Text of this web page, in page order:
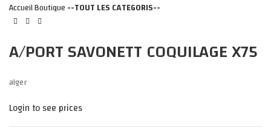
AccueilBoutique --TOUT LES CATEGORIS--
A/PORT SAVONETT COQUILAGE X75
alger
Login to see prices